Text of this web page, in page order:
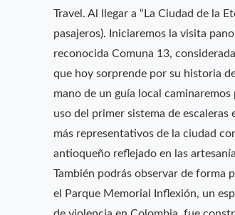
Travel. Al llegar a “La Ciudad de la
pasajeros). Iniciaremos la visita
reconocida Comuna 13,
que hoy sorprende por su historia
mano de un guía local
uso del primer sistema de
más representativos de la ciudad
antioqueño reflejado en las
También podrás observar de forma
el Parque Memorial Inflexión, un